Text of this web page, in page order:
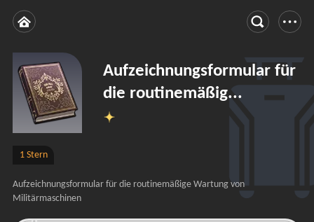
Aufzeichnungsformular für
die routinemäßig...
1 Stern
Aufzeichnungsformular für die routinemäßige Wartung von
Militärmaschinen